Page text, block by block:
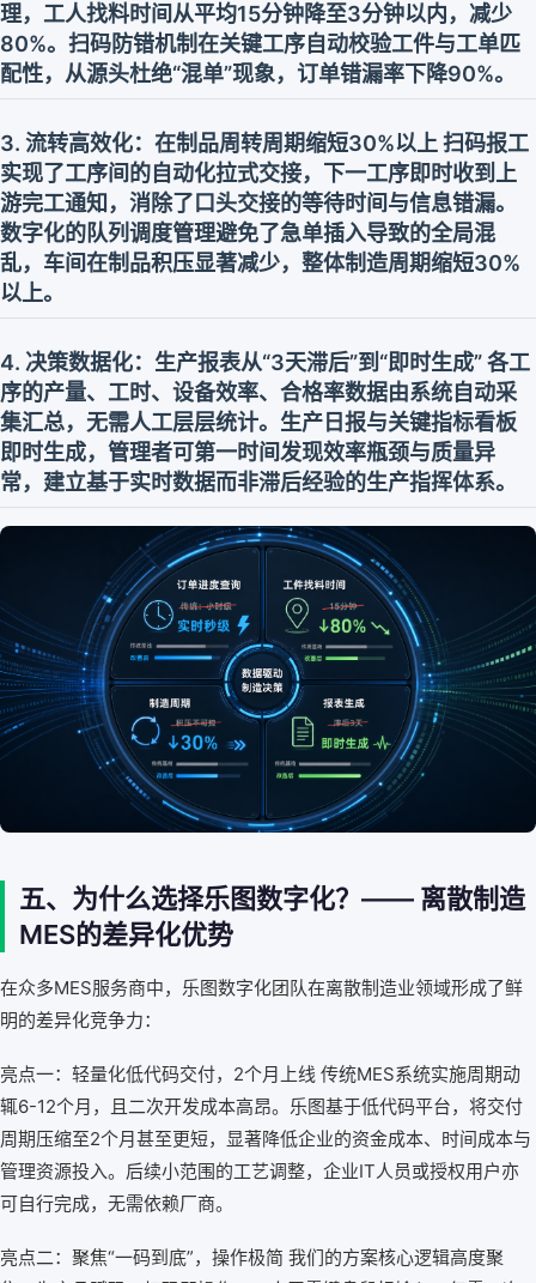
理，工人找料时间从平均15分钟降至3分钟以内，减少
80%。扫码防错机制在关键工序自动校验工件与工单匹
配性，从源头杜绝“混单”现象，订单错漏率下降90%。
3. 流转高效化：在制品周转周期缩短30%以上 扫码报工
实现了工序间的自动化拉式交接，下一工序即时收到上
游完工通知，消除了口头交接的等待时间与信息错漏。
数字化的队列调度管理避免了急单插入导致的全局混
乱，车间在制品积压显著减少，整体制造周期缩短30%
以上。
4. 决策数据化：生产报表从“3天滞后”到“即时生成” 各工
序的产量、工时、设备效率、合格率数据由系统自动采
集汇总，无需人工层层统计。生产日报与关键指标看板
即时生成，管理者可第一时间发现效率瓶颈与质量异
常，建立基于实时数据而非滞后经验的生产指挥体系。
五、为什么选择乐图数字化？—— 离散制造
MES的差异化优势
在众多MES服务商中，乐图数字化团队在离散制造业领域形成了鲜
明的差异化竞争力：
亮点一：轻量化低代码交付，2个月上线 传统MES系统实施周期动
辄6-12个月，且二次开发成本高昂。乐图基于低代码平台，将交付
周期压缩至2个月甚至更短，显著降低企业的资金成本、时间成本与
管理资源投入。后续小范围的工艺调整，企业IT人员或授权用户亦
可自行完成，无需依赖厂商。
亮点二：聚焦“一码到底”，操作极简 我们的方案核心逻辑高度聚